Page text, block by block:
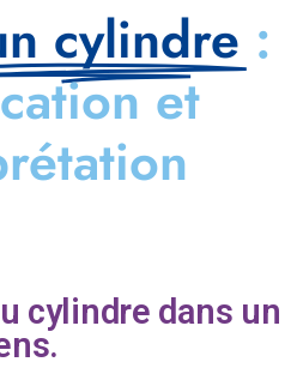
cylindre :
et
cylindre dans un